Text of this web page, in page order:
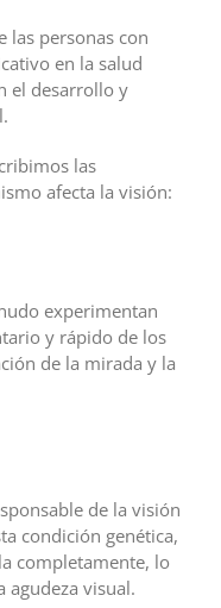
las personas con
en la salud
el desarrollo y
las
afecta la visión:
experimentan
y rápido de los
de la mirada y la
de la visión
condición genética,
completamente, lo
agudeza visual.